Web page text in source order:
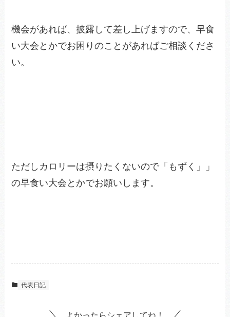
機会があれば、披露して差し上げますので、早食
い大会とかでお困りのことがあればご相談くださ
い。
ただしカロリーは摂りたくないので「もずく」」
の早食い大会とかでお願いします。
代表日記
よかったらシェアしてね！